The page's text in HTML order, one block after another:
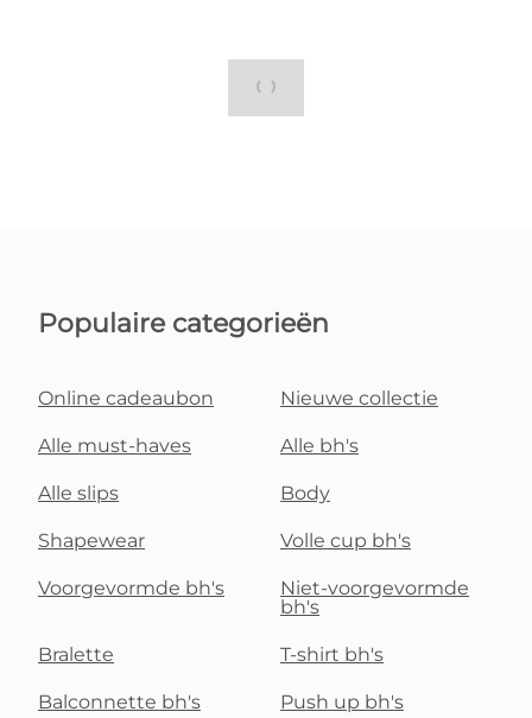
Populaire categorieën
Online cadeaubon Nieuwe collectie
Alle must-haves Alle bh's
Alle slips Body
Shapewear Volle cup bh's
Voorgevormde bh's
Niet-voorgevormde
bh's
Bralette T-shirt bh's
Balconnette bh's Push up bh's